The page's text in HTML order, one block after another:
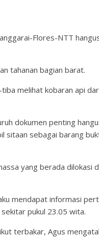
Flores-NTT
tahanan bagian barat.
melihat kobaran api
dokumen penting
sitaan sebagai barang
yang berada dilokasi
mendapat informasi
pukul 23.05 wita.
terbakar, Agus